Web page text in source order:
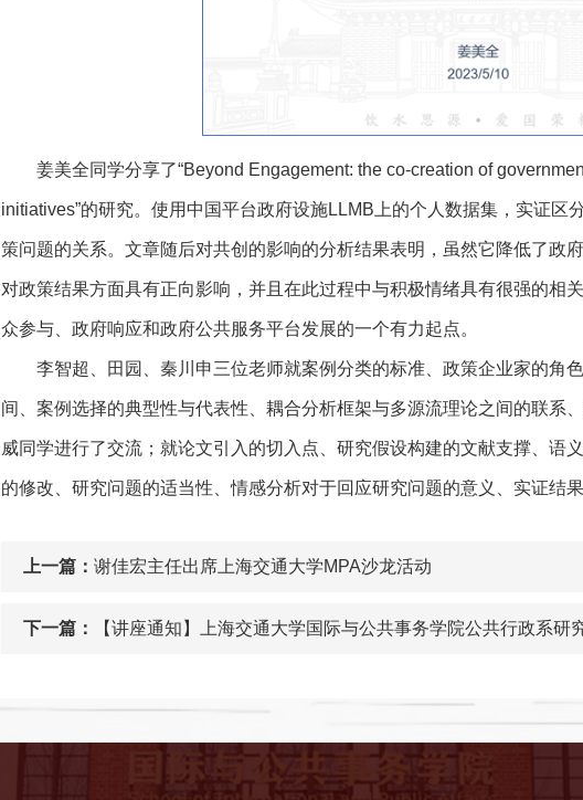
姜美全同学分享了“Beyond Engagement: the co-creation of
initiatives”的研究。使用中国平台政府设施LLMB上的个人数据集，实证区
策问题的关系。文章随后对共创的影响的分析结果表明，虽然它降低了政
对政策结果方面具有正向影响，并且在此过程中与积极情绪具有很强的相
众参与、政府响应和政府公共服务平台发展的一个有力起点。
李智超、田园、秦川申三位老师就案例分类的标准、政策企业家的角
间、案例选择的典型性与代表性、耦合分析框架与多源流理论之间的联系
威同学进行了交流；就论文引入的切入点、研究假设构建的文献支撑、语
的修改、研究问题的适当性、情感分析对于回应研究问题的意义、实证结
上一篇： 谢佳宏主任出席上海交通大学MPA沙龙活动
下一篇： 【讲座通知】上海交通大学国际与公共事务学院公共行政系研